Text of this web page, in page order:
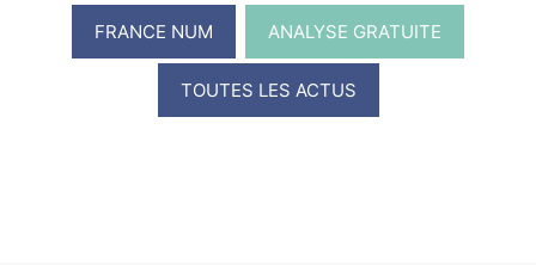
FRANCE NUM ANALYSE GRATUITE
TOUTES LES ACTUS